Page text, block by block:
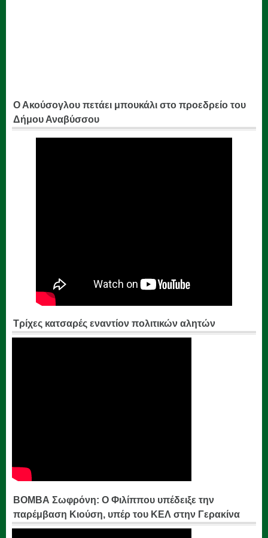
Ο Ακούσογλου πετάει μπουκάλι στο προεδρείο του
Δήμου Αναβύσσου
Τρίχες κατσαρές εναντίον πολιτικών αλητών
ΒΟΜΒΑ Σωφρόνη: Ο Φιλίππου υπέδειξε την
παρέμβαση Κιούση, υπέρ του ΚΕΛ στην Γερακίνα